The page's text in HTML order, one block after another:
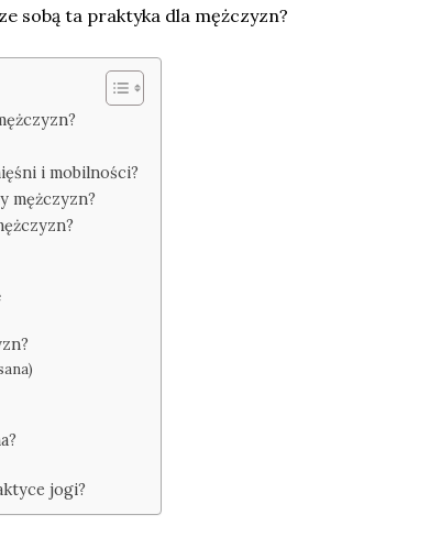
sobą ta praktyka dla mężczyzn?
i mobilności?
mężczyzn?
jogi?